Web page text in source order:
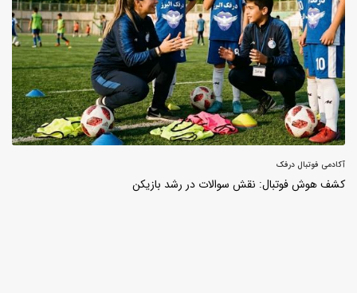
آکادمی فوتبال درفک
کشف هوش فوتبال: نقش سوالات در رشد بازیکن